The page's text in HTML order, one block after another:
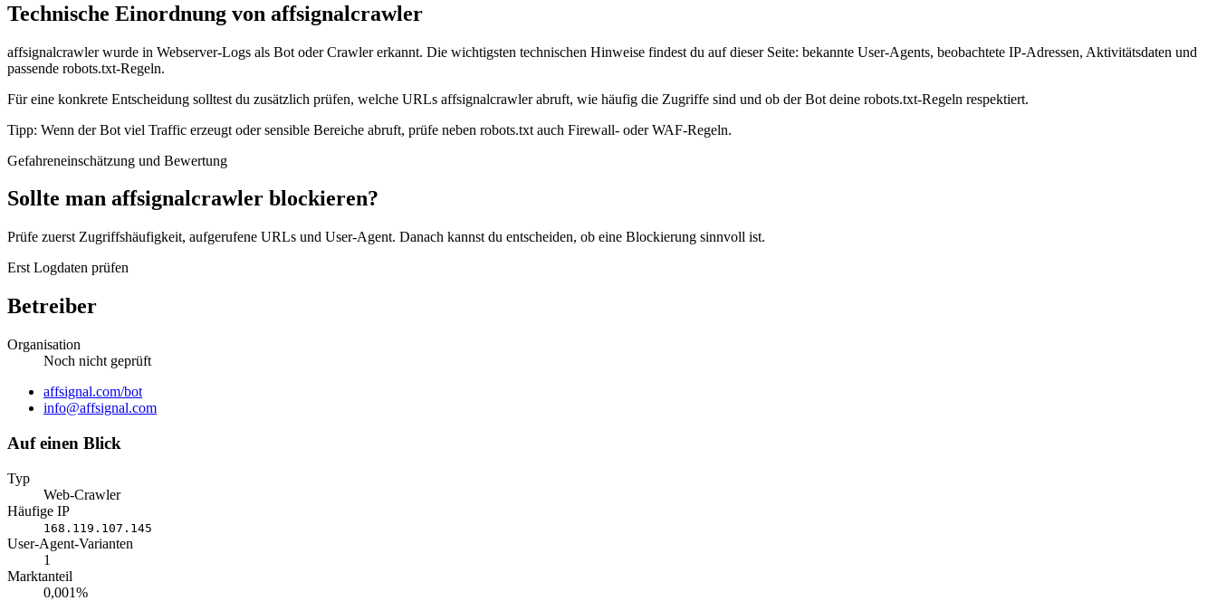
Technische Einordnung von affsignalcrawler
affsignalcrawler wurde in Webserver-Logs als Bot oder Crawler erkannt. Die wichtigsten technischen Hinweise findest du auf dieser Seite: bekannte User-Agents, beobachtete IP-Adressen, Aktivitätsdaten und
passende robots.txt-Regeln.
Für eine konkrete Entscheidung solltest du zusätzlich prüfen, welche URLs affsignalcrawler abruft, wie häufig die Zugriffe sind und ob der Bot deine robots.txt-Regeln respektiert.
Tipp: Wenn der Bot viel Traffic erzeugt oder sensible Bereiche abruft, prüfe neben robots.txt auch Firewall- oder WAF-Regeln.
Gefahreneinschätzung und Bewertung
Sollte man affsignalcrawler blockieren?
Prüfe zuerst Zugriffshäufigkeit, aufgerufene URLs und User-Agent. Danach kannst du entscheiden, ob eine Blockierung sinnvoll ist.
Erst Logdaten prüfen
Betreiber
Organisation
Noch nicht geprüft
Website
affsignal.com/bot
E-
info@affsignal.com
Auf einen Blick
Typ
Web-Crawler
Häufige IP
168.119.107.145
User-Agent-Varianten
1
Marktanteil
0,001%